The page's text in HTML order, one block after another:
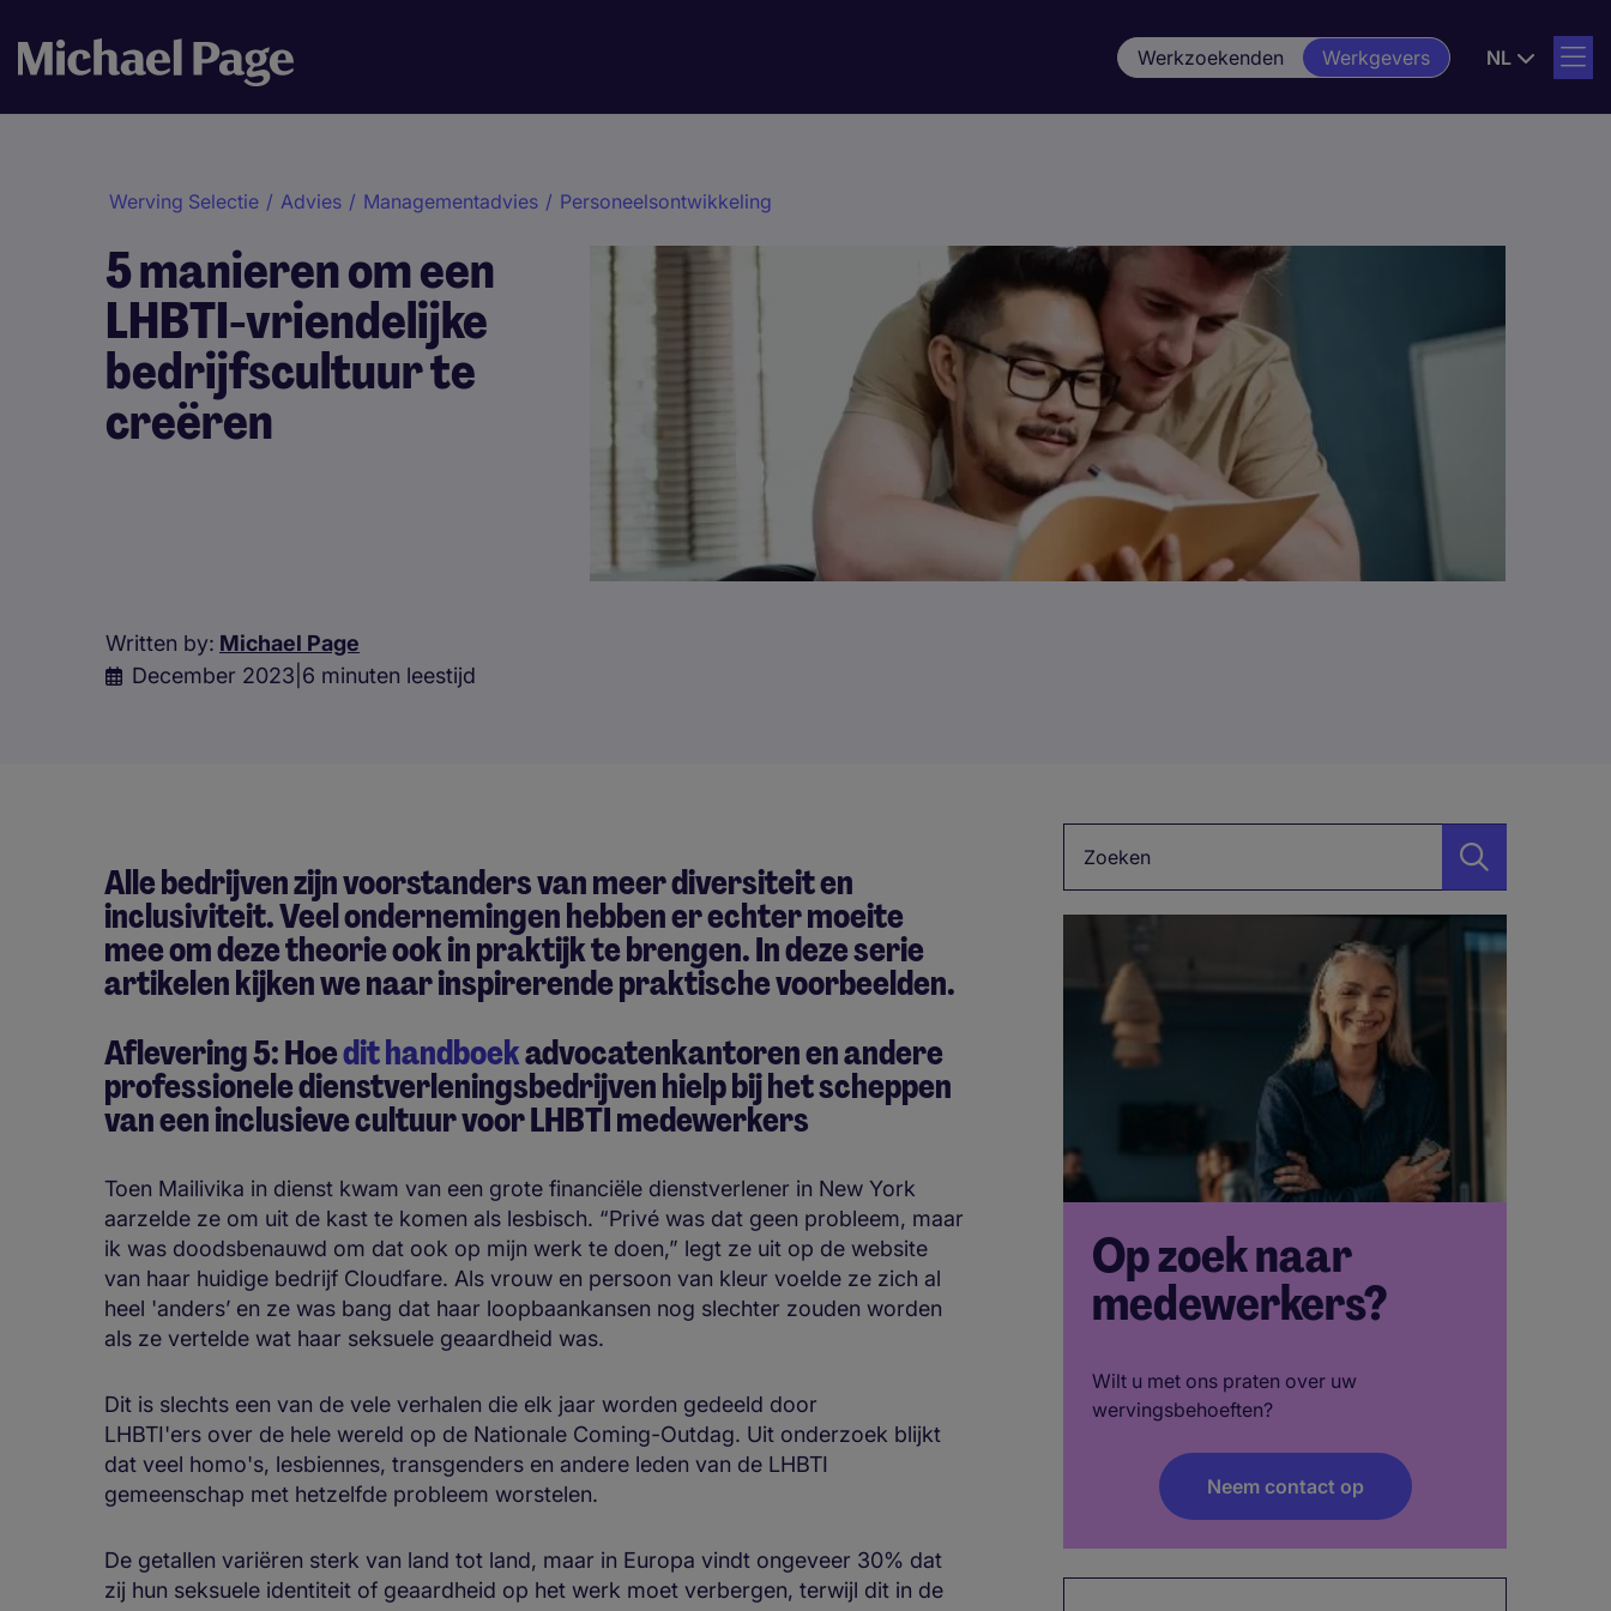
Werkzoekenden Werkgevers NL
Werving Selectie / Advies / Managementadvies / Personeelsontwikkeling
5 manieren om een
LHBTI-vriendelijke
bedrijfscultuur te
creëren
Written by: Michael Page
December 2023 6 minuten leestijd
Alle bedrijven zijn voorstanders van meer diversiteit en
inclusiviteit. Veel ondernemingen hebben er echter moeite
mee om deze theorie ook in praktijk te brengen. In deze serie
artikelen kijken we naar inspirerende praktische voorbeelden.
Aflevering 5: Hoedit handboekadvocatenkantoren en andere
professionele dienstverleningsbedrijven hielp bij het scheppen
van een inclusieve cultuur voor LHBTI medewerkers
Toen Mailivika in dienst kwam van een grote financiële dienstverlener in New York
aarzelde ze om uit de kast te komen als lesbisch. “Privé was dat geen probleem, maar
ik was doodsbenauwd om dat ook op mijn werk te doen,” legt ze uit op de website
van haar huidige bedrijf Cloudfare. Als vrouw en persoon van kleur voelde ze zich al
heel 'anders’ en ze was bang dat haar loopbaankansen nog slechter zouden worden
als ze vertelde wat haar seksuele geaardheid was.
Dit is slechts een van de vele verhalen die elk jaar worden gedeeld door
LHBTI'ers over de hele wereld op de Nationale Coming-Outdag. Uit onderzoek blijkt
dat veel homo's, lesbiennes, transgenders en andere leden van de LHBTI
gemeenschap met hetzelfde probleem worstelen.
De getallen variëren sterk van land tot land, maar in Europa vindt ongeveer 30% dat
zij hun seksuele identiteit of geaardheid op het werk moet verbergen, terwijl dit in de
Op zoek naar
medewerkers?
Wilt u met ons praten over uw
wervingsbehoeften?
Neem contact op